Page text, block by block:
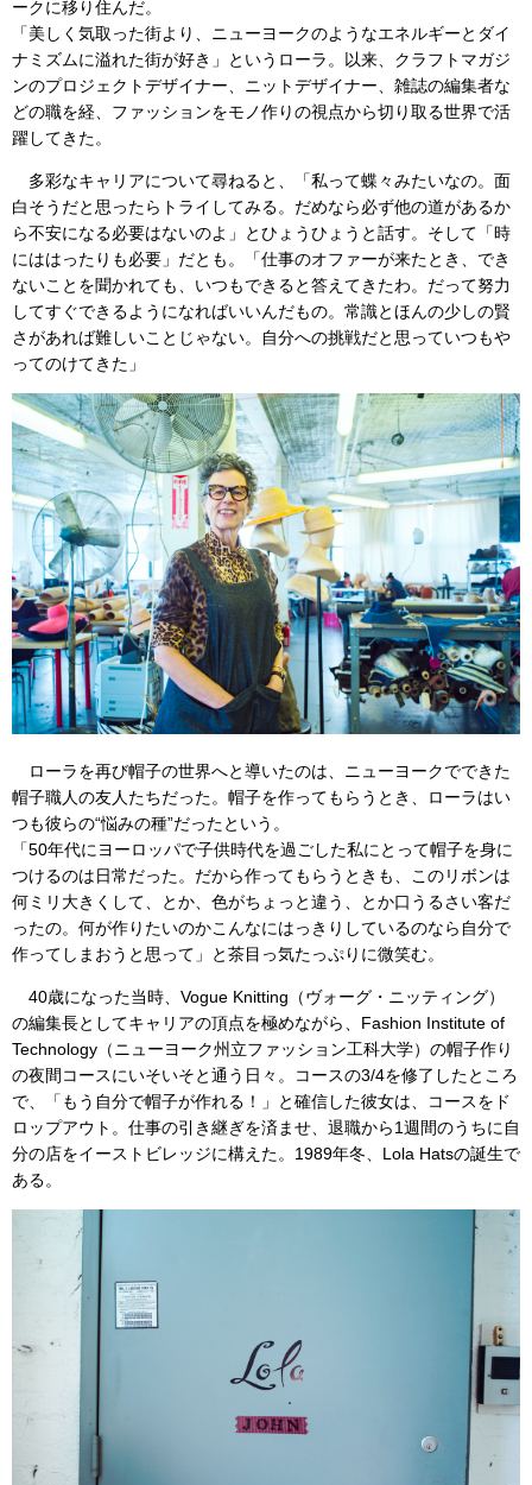
ークに移り住んだ。
「美しく気取った街より、ニューヨークのようなエネルギーとダイ
ナミズムに溢れた街が好き」というローラ。以来、クラフトマガジ
ンのプロジェクトデザイナー、ニットデザイナー、雑誌の編集者な
どの職を経、ファッションをモノ作りの視点から切り取る世界で活
躍してきた。
多彩なキャリアについて尋ねると、「私って蝶々みたいなの。面
白そうだと思ったらトライしてみる。だめなら必ず他の道があるか
ら不安になる必要はないのよ」とひょうひょうと話す。そして「時
にははったりも必要」だとも。「仕事のオファーが来たとき、でき
ないことを聞かれても、いつもできると答えてきたわ。だって努力
してすぐできるようになればいいんだもの。常識とほんの少しの賢
さがあれば難しいことじゃない。自分への挑戦だと思っていつもや
ってのけてきた」
ローラを再び帽子の世界へと導いたのは、ニューヨークでできた
帽子職人の友人たちだった。帽子を作ってもらうとき、ローラはい
つも彼らの“悩みの種”だったという。
「50年代にヨーロッパで子供時代を過ごした私にとって帽子を身に
つけるのは日常だった。だから作ってもらうときも、このリボンは
何ミリ大きくして、とか、色がちょっと違う、とか口うるさい客だ
ったの。何が作りたいのかこんなにはっきりしているのなら自分で
作ってしまおうと思って」と茶目っ気たっぷりに微笑む。
40歳になった当時、Vogue Knitting（ヴォーグ・ニッティング）
の編集長としてキャリアの頂点を極めながら、Fashion Institute of
Technology（ニューヨーク州立ファッション工科大学）の帽子作り
の夜間コースにいそいそと通う日々。コースの3/4を修了したところ
で、「もう自分で帽子が作れる！」と確信した彼女は、コースをド
ロップアウト。仕事の引き継ぎを済ませ、退職から1週間のうちに自
分の店をイーストビレッジに構えた。1989年冬、Lola Hatsの誕生で
ある。